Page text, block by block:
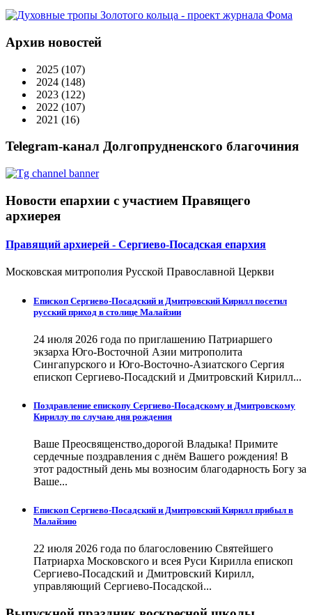
Архив новостей
2025 (107)
2024 (148)
2023 (122)
2022 (107)
2021 (16)
Telegram-канал Долгопрудненского благочиния
Новости епархии с участием Правящего
архиерея
Правящий архиерей - Сергиево-Посадская епархия
Московская митрополия Русской Православной Церкви
Епископ Сергиево-Посадский и Дмитровский Кирилл посетил
русский приход в столице Малайзии
24 июля 2026 года по приглашению Патриаршего
экзарха Юго-Восточной Азии митрополита
Сингапурского и Юго-Восточно-Азиатского Сергия
епископ Сергиево-Посадский и Дмитровский Кирилл...
Поздравление епископу Сергиево-Посадскому и Дмитровскому
Кириллу по случаю дня рождения
Ваше Преосвященство,дорогой Владыка! Примите
сердечные поздравления с днём Вашего рождения! В
этот радостный день мы возносим благодарность Богу за
Ваше...
Епископ Сергиево-Посадский и Дмитровский Кирилл прибыл в
Малайзию
22 июля 2026 года по благословению Святейшего
Патриарха Московского и всея Руси Кирилла епископ
Сергиево-Посадский и Дмитровский Кирилл,
управляющий Сергиево-Посадской...